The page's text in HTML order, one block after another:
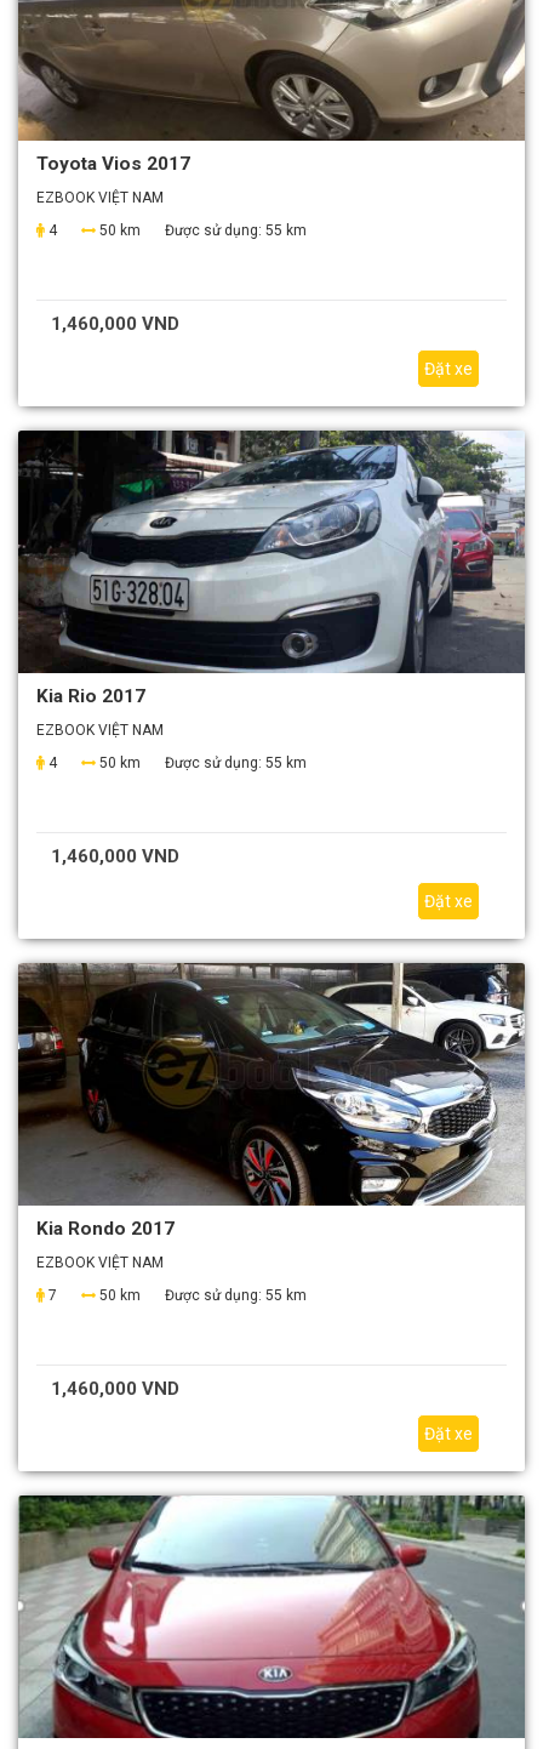
Toyota Vios 2017
EZBOOK VIỆT NAM
4
50 km Được sử dụng: 55 km
1,460,000 VND
Đặt xe
Kia Rio 2017
EZBOOK VIỆT NAM
4
50 km Được sử dụng: 55 km
1,460,000 VND
Đặt xe
Kia Rondo 2017
EZBOOK VIỆT NAM
7
50 km Được sử dụng: 55 km
1,460,000 VND
Đặt xe